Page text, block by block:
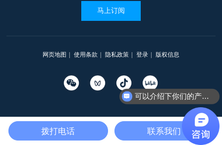
马上订阅
网页地图 使用条款 隐私政策 登录 版权信息
Copyright © 2012-2025 一思特沪ICP备2025111169号 沪公网安备31010402335203号
本网站支持
可以介绍下你们的产品么
拨打电话 联系我们